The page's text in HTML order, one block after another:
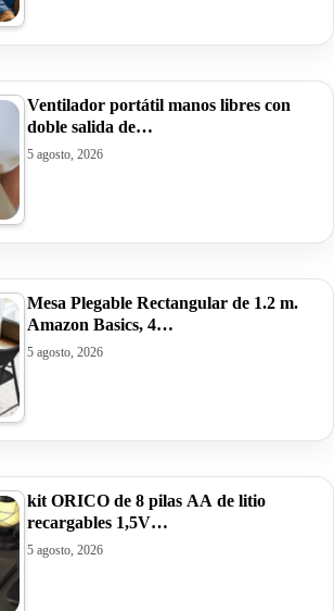
Ventilador portátil manos libres con
doble salida de…
5 agosto, 2026
Mesa Plegable Rectangular de 1.2 m.
Amazon Basics, 4…
5 agosto, 2026
kit ORICO de 8 pilas AA de litio
recargables 1,5V…
5 agosto, 2026